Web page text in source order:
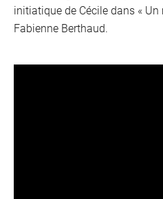
initiatique de Cécile dans «
Fabienne Berthaud.